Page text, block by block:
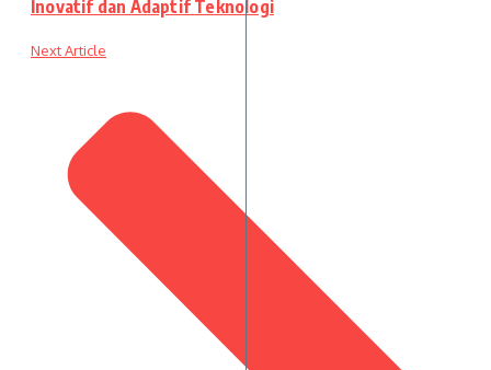
Inovatif dan Adaptif Teknologi
Next Article